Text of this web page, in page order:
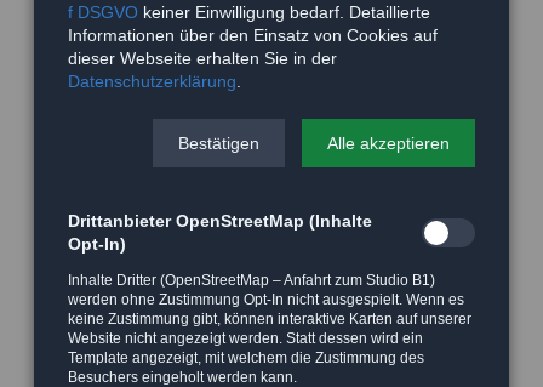
f DSGVO keiner Einwilligung bedarf. Detaillierte
Informationen über den Einsatz von Cookies auf
dieser Webseite erhalten Sie in der
Datenschutzerklärung
Bestätigen Alle akzeptieren
Drittanbieter OpenStreetMap (Inhalte
Opt-In)
Inhalte Dritter (OpenStreetMap – Anfahrt zum Studio B1)
werden ohne Zustimmung Opt-In nicht ausgespielt. Wenn es
keine Zustimmung gibt, können interaktive Karten auf unserer
Website nicht angezeigt werden. Statt dessen wird ein
Template angezeigt, mit welchem die Zustimmung des
Besuchers eingeholt werden kann.